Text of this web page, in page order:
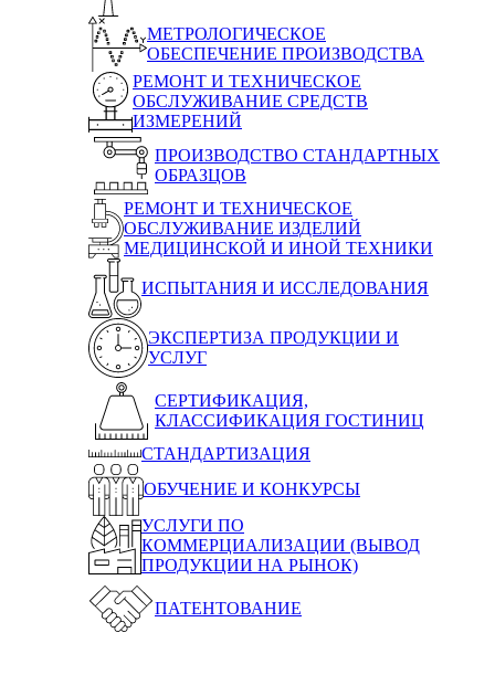
МЕТРОЛОГИЧЕСКОЕ
ОБЕСПЕЧЕНИЕ ПРОИЗВОДСТВА
РЕМОНТ И ТЕХНИЧЕСКОЕ
ОБСЛУЖИВАНИЕ СРЕДСТВ
ИЗМЕРЕНИЙ
ПРОИЗВОДСТВО СТАНДАРТНЫХ
ОБРАЗЦОВ
РЕМОНТ И ТЕХНИЧЕСКОЕ
ОБСЛУЖИВАНИЕ ИЗДЕЛИЙ
МЕДИЦИНСКОЙ И ИНОЙ ТЕХНИКИ
ИСПЫТАНИЯ И ИССЛЕДОВАНИЯ
ЭКСПЕРТИЗА ПРОДУКЦИИ И
УСЛУГ
СЕРТИФИКАЦИЯ,
КЛАССИФИКАЦИЯ ГОСТИНИЦ
СТАНДАРТИЗАЦИЯ
ОБУЧЕНИЕ И КОНКУРСЫ
УСЛУГИ ПО
КОММЕРЦИАЛИЗАЦИИ (ВЫВОД
ПРОДУКЦИИ НА РЫНОК)
ПАТЕНТОВАНИЕ